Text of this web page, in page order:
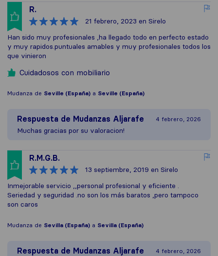
R.
21 febrero, 2023 en Sirelo
Han sido muy profesionales ,ha llegado todo en perfecto estado
y muy rapidos.puntuales amables y muy profesionales todos los
que vinieron
Cuidadosos con mobiliario
Mudanza de Seville (España) a Seville (España)
Respuesta de Mudanzas Aljarafe 4 febrero, 2026
Muchas gracias por su valoracion!
R.M.G.B.
13 septiembre, 2019 en Sirelo
Inmejorable servicio ,,personal profesional y eficiente .
Seriedad y seguridad .no son los más baratos ,pero tampoco
son caros
Mudanza de Sevilla (España) a Sevilla (España)
Respuesta de Mudanzas Aljarafe 4 febrero, 2026